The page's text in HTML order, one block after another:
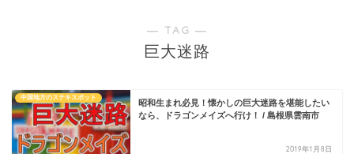
― TAG ―
巨大迷路
中国地方のステキスポット
昭和生まれ必見！懐かしの巨大迷路を堪能したい
なら、ドラゴンメイズへ行け！ / 島根県雲南市
2019年1月8日